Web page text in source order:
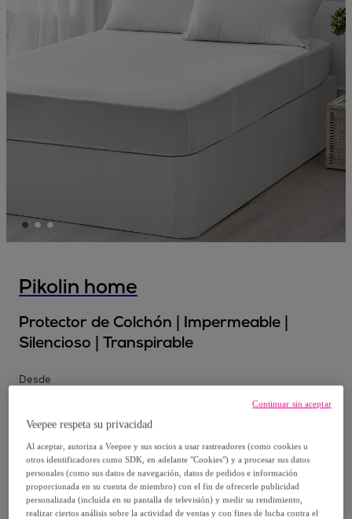
Pikolin home
Protector de Colchón | Impermeable |
Silencioso | Transpirable
Desde
27, €
-25%
Posible recogida de tu antiguo producto,ver condiciones
Veepee respeta su privacidad
Al aceptar, autoriza a Veepee y sus socios a usar rastreadores (como cookies u
otros identificadores como SDK, en adelante "Cookies") y a procesar sus datos
personales (como sus datos de navegación, datos de pedidos e información
proporcionada en su cuenta de miembro) con el fin de ofrecerle publicidad
personalizada (incluida en su pantalla de televisión) y medir su rendimiento,
realizar ciertos análisis sobre la actividad de ventas y con fines de lucha contra el
Continuar sin aceptar